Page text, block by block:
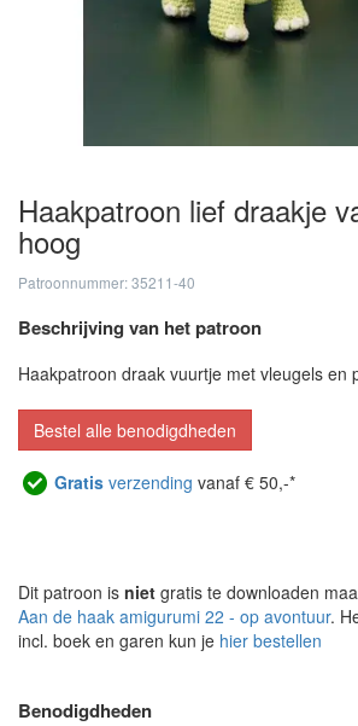
Haakpatroon lief draakje
hoog
Patroonnummer: 35211-40
Beschrijving van het patroon
Haakpatroon draak vuurtje met vleugels en
Bestel alle benodigdheden
Gratis verzending vanaf € 50,-*
Dit patroon is niet gratis te downloaden
Aan de haak amigurumi 22 - op avontuur.
incl. boek en garen kun je hier bestellen
Benodigdheden